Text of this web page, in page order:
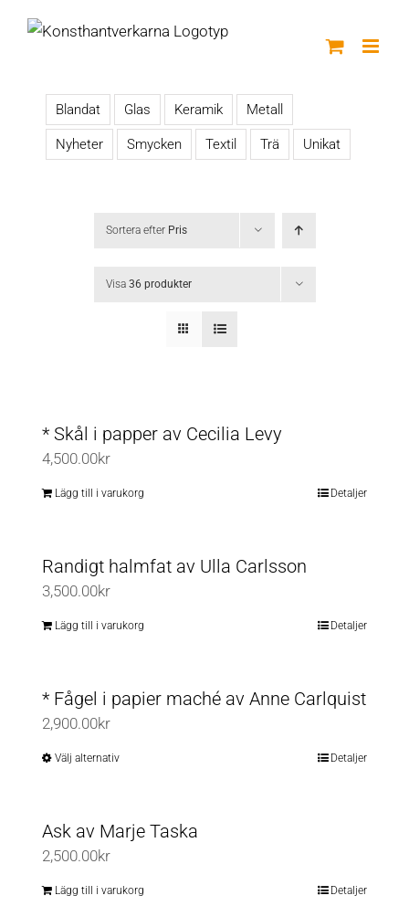
Blandat Glas Keramik Metall
Nyheter Smycken Textil Trä Unikat
Sortera efter Pris
Visa 36 produkter
* Skål i papper av Cecilia Levy
4,500.00kr
Lägg till i varukorg Detaljer
Randigt halmfat av Ulla Carlsson
3,500.00kr
Lägg till i varukorg Detaljer
* Fågel i papier maché av Anne Carlquist
2,900.00kr
Välj alternativDen
har
varianter.
Detaljer
Ask av Marje Taska
2,500.00kr
Lägg till i varukorg Detaljer